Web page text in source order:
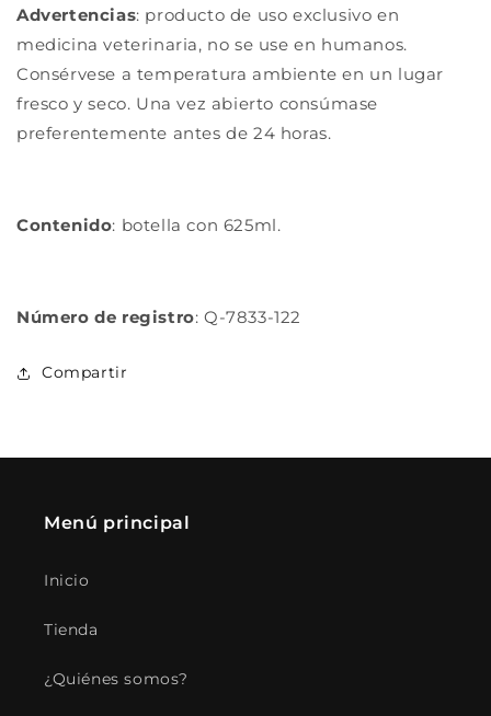
Advertencias: producto de uso exclusivo en
medicina veterinaria, no se use en humanos.
Consérvese a temperatura ambiente en un lugar
fresco y seco. Una vez abierto consúmase
preferentemente antes de 24 horas.
Contenido: botella con 625ml.
Número de registro: Q-7833-122
Compartir
Menú principal
Inicio
Tienda
¿Quiénes somos?